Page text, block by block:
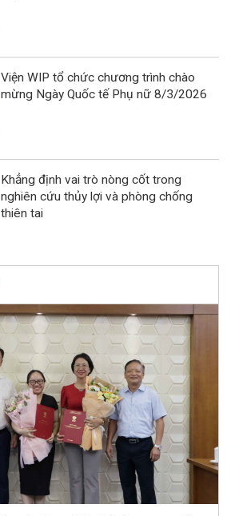
Viện WIP tổ chức chương trình chào
mừng Ngày Quốc tế Phụ nữ 8/3/2026
Khẳng định vai trò nòng cốt trong
nghiên cứu thủy lợi và phòng chống
thiên tai